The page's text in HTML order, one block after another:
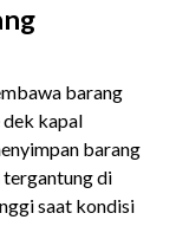
barang
kapal
barang
tergantung di
saat kondisi